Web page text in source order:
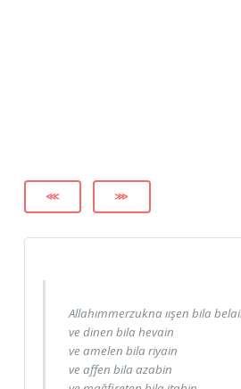
⋘ ⋙
Allahımmerzukna ıışen bila
ve dinen bila hevain
ve amelen bila riyain
ve affen bila azabin